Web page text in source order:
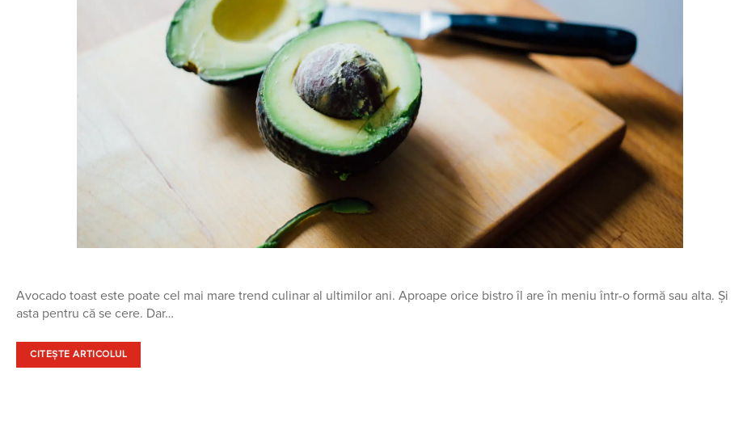
Avocado toast este poate cel mai mare trend culinar al ultimilor ani. Aproape orice bistro îl are în meniu într-o formă sau alta. Și
asta pentru că se cere. Dar…
CITEȘTE ARTICOLUL